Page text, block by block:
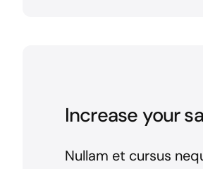
Increase your
Nullam et cursus